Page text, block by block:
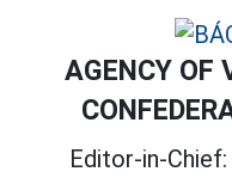
AGENCY OF
Editor-in-Chief: